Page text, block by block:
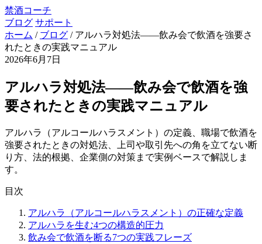
禁酒コーチ
ブログ サポート
ホーム / ブログ / アルハラ対処法——飲み会で飲酒を強要さ
れたときの実践マニュアル
2026年6月7日
アルハラ対処法——飲み会で飲酒を強
要されたときの実践マニュアル
アルハラ（アルコールハラスメント）の定義、職場で飲酒を
強要されたときの対処法、上司や取引先への角を立てない断
り方、法的根拠、企業側の対策まで実例ベースで解説しま
す。
目次
アルハラ（アルコールハラスメント）の正確な定義
アルハラを生む4つの構造的圧力
飲み会で飲酒を断る7つの実践フレーズ